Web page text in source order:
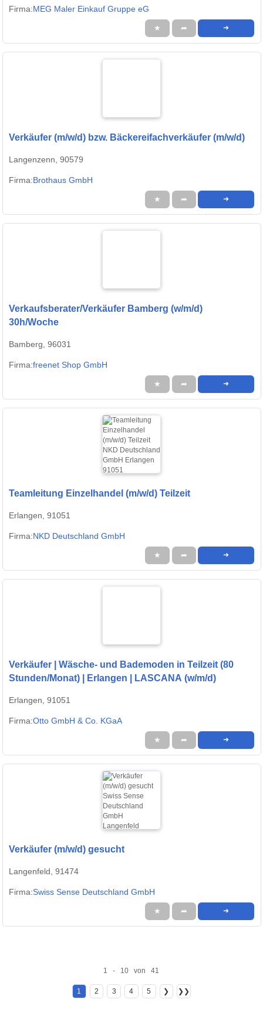
Firma:MEG Maler Einkauf Gruppe eG
★ ➦ ➜
Verkäufer (m/w/d) bzw. Bäckereifachverkäufer (m/w/d)
Langenzenn, 90579
Firma:Brothaus GmbH
★ ➦ ➜
Verkaufsberater/Verkäufer Bamberg (w/m/d)
30h/Woche
Bamberg, 96031
Firma:freenet Shop GmbH
★ ➦ ➜
Teamleitung Einzelhandel (m/w/d) Teilzeit
Erlangen, 91051
Firma:NKD Deutschland GmbH
★ ➦ ➜
Verkäufer | Wäsche- und Bademoden in Teilzeit (80
Stunden/Monat) | Erlangen | LASCANA (w/m/d)
Erlangen, 91051
Firma:Otto GmbH & Co. KGaA
★ ➦ ➜
Verkäufer (m/w/d) gesucht
Langenfeld, 91474
Firma:Swiss Sense Deutschland GmbH
★ ➦ ➜
1 - 10 von 41
1 2 3 4 5 ❯ ❯❯